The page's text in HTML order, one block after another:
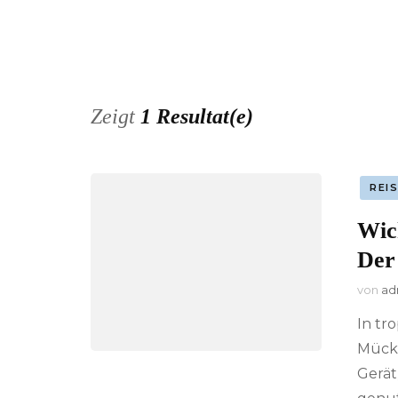
Zeigt 1 Resultat(e)
von
In